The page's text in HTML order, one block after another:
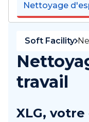
Nettoyage
Soft Facility
travail
XLG,